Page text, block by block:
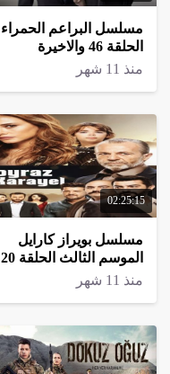
مسلسل البراعم الحمراء
الحلقة 46 والاخيرة
منذ 11 شهر
02:25:15
مسلسل بويراز كارايل
الموسم الثالث الحلقة 20
الاخيرة
منذ 11 شهر